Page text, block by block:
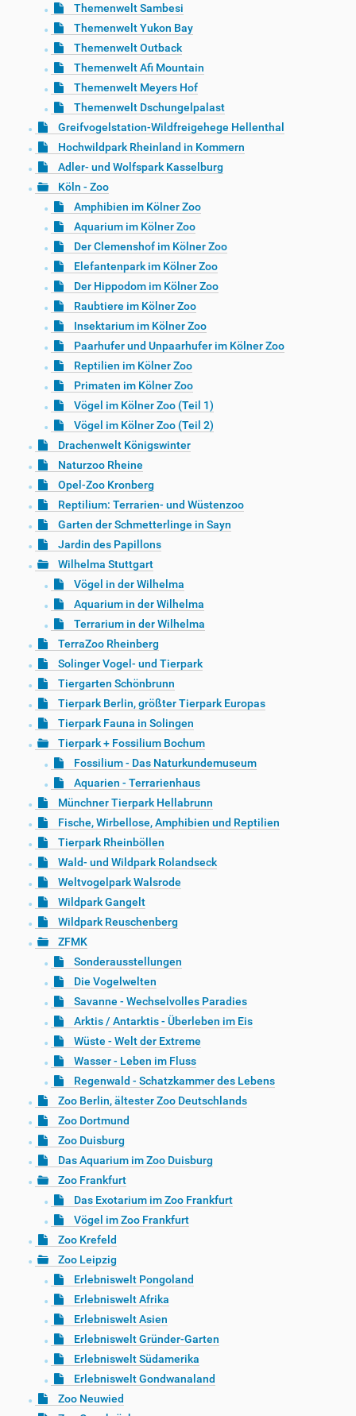
Themenwelt Sambesi
Themenwelt Yukon Bay
Themenwelt Outback
Themenwelt Afi Mountain
Themenwelt Meyers Hof
Themenwelt Dschungelpalast
Greifvogelstation-Wildfreigehege Hellenthal
Hochwildpark Rheinland in Kommern
Adler- und Wolfspark Kasselburg
Köln - Zoo
Amphibien im Kölner Zoo
Aquarium im Kölner Zoo
Der Clemenshof im Kölner Zoo
Elefantenpark im Kölner Zoo
Der Hippodom im Kölner Zoo
Raubtiere im Kölner Zoo
Insektarium im Kölner Zoo
Paarhufer und Unpaarhufer im Kölner Zoo
Reptilien im Kölner Zoo
Primaten im Kölner Zoo
Vögel im Kölner Zoo (Teil 1)
Vögel im Kölner Zoo (Teil 2)
Drachenwelt Königswinter
Naturzoo Rheine
Opel-Zoo Kronberg
Reptilium: Terrarien- und Wüstenzoo
Garten der Schmetterlinge in Sayn
Jardin des Papillons
Wilhelma Stuttgart
Vögel in der Wilhelma
Aquarium in der Wilhelma
Terrarium in der Wilhelma
TerraZoo Rheinberg
Solinger Vogel- und Tierpark
Tiergarten Schönbrunn
Tierpark Berlin, größter Tierpark Europas
Tierpark Fauna in Solingen
Tierpark + Fossilium Bochum
Fossilium - Das Naturkundemuseum
Aquarien - Terrarienhaus
Münchner Tierpark Hellabrunn
Fische, Wirbellose, Amphibien und Reptilien
Tierpark Rheinböllen
Wald- und Wildpark Rolandseck
Weltvogelpark Walsrode
Wildpark Gangelt
Wildpark Reuschenberg
ZFMK
Sonderausstellungen
Die Vogelwelten
Savanne - Wechselvolles Paradies
Arktis / Antarktis - Überleben im Eis
Wüste - Welt der Extreme
Wasser - Leben im Fluss
Regenwald - Schatzkammer des Lebens
Zoo Berlin, ältester Zoo Deutschlands
Zoo Dortmund
Zoo Duisburg
Das Aquarium im Zoo Duisburg
Zoo Frankfurt
Das Exotarium im Zoo Frankfurt
Vögel im Zoo Frankfurt
Zoo Krefeld
Zoo Leipzig
Erlebniswelt Pongoland
Erlebniswelt Afrika
Erlebniswelt Asien
Erlebniswelt Gründer-Garten
Erlebniswelt Südamerika
Erlebniswelt Gondwanaland
Zoo Neuwied